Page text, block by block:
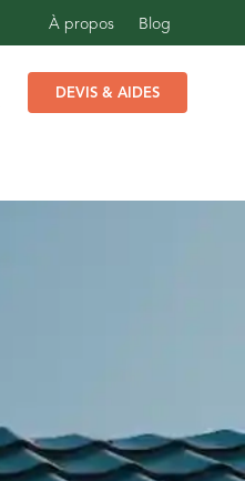
À propos Blog
DEVIS & AIDES